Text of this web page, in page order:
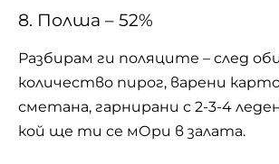
8. Полша – 52%
Разбирам ги поляците – след
количество пирог, варени
сметана, гарнирани с 2-3-4
кой ще ти се мОри в залата.